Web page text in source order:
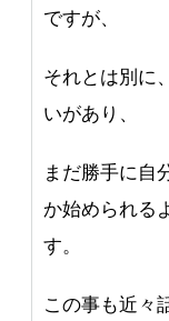
ですが、
それとは別に
いがあり、
まだ勝手に自
か始められる
す。
この事も近々